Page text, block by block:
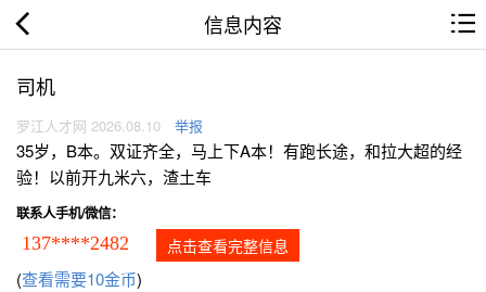
信息内容
司机
罗江人才网 2026.08.10 举报
35岁，B本。双证齐全，马上下A本！有跑长途，和拉大超的经
验！以前开九米六，渣土车
联系人手机/微信：
137****2482 点击查看完整信息
(查看需要10金币)